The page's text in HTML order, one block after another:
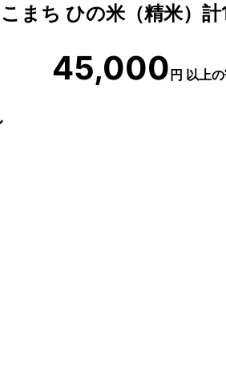
まち ひの米（精米）
45,000円 以上